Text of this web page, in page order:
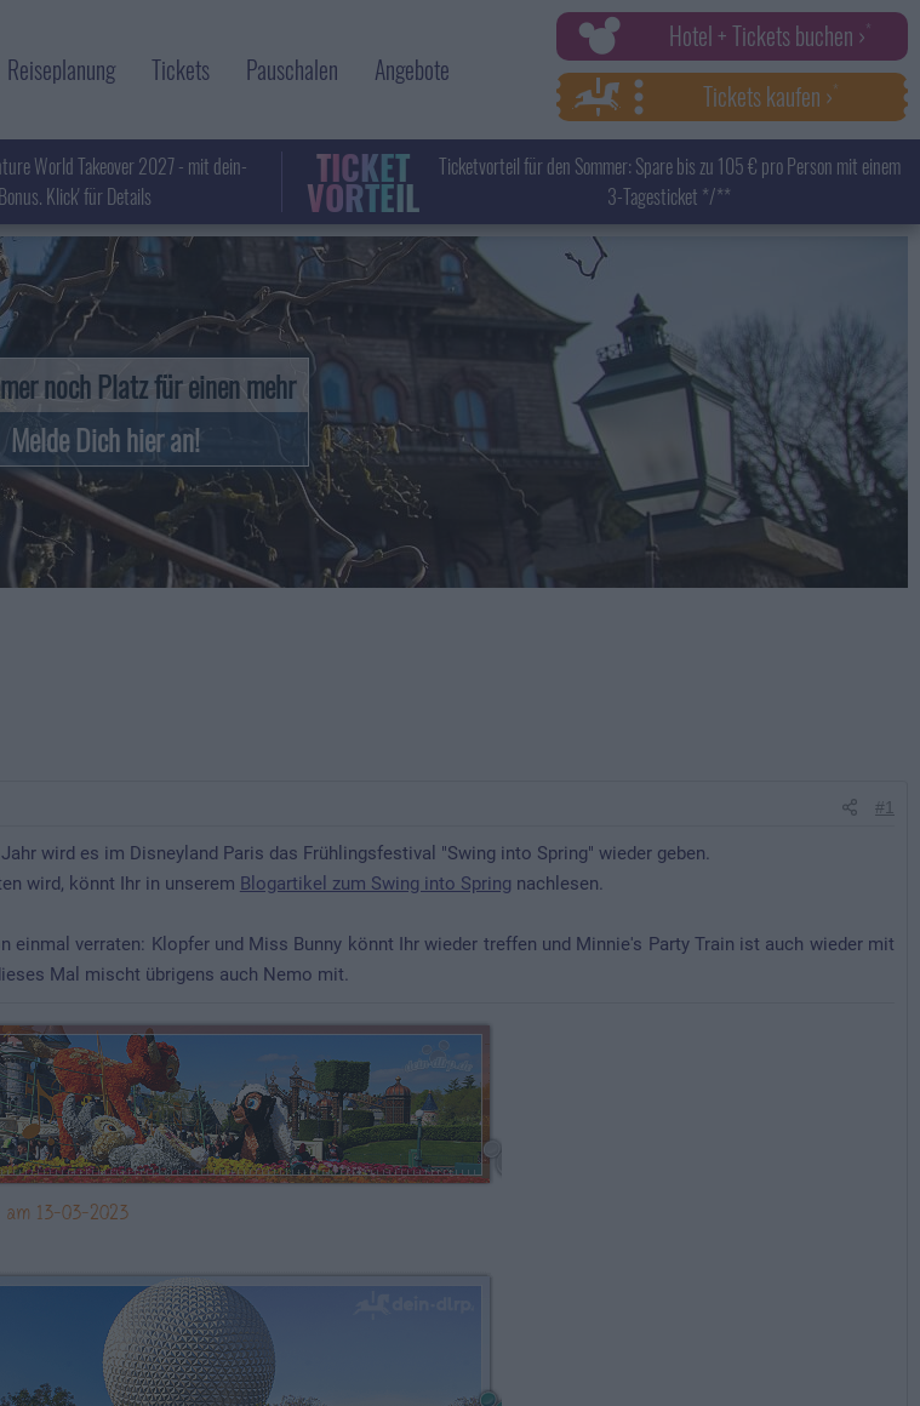
Reiseplanung Tickets Pauschalen Angebote
Hotel + Tickets buchen ›
Tickets kaufen ›
World Takeover 2027 - mit dein-
Klick' für Details
TICKET
VORTEIL
Ticketvorteil für den Sommer: Spare bis zu 105 € pro Person mit einem
3-Tagesticket */**
noch Platz für einen mehr
Melde Dich hier an!
#1
wird es im Disneyland Paris das Frühlingsfestival "Swing into Spring" wieder geben.
wird, könnt Ihr in unserem Blogartikel zum Swing into Spring nachlesen.
einmal verraten: Klopfer und Miss Bunny könnt Ihr wieder treffen und Minnie's Party Train ist auch wieder mit
Mal mischt übrigens auch Nemo mit.